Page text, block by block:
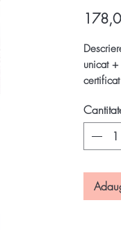
unicat
aprox.